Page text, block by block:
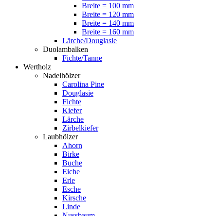
Breite = 100 mm
Breite = 120 mm
Breite = 140 mm
Breite = 160 mm
Lärche/Douglasie
Duolambalken
Fichte/Tanne
Wertholz
Nadelhölzer
Carolina Pine
Douglasie
Fichte
Kiefer
Lärche
Zirbelkiefer
Laubhölzer
Ahorn
Birke
Buche
Eiche
Erle
Esche
Kirsche
Linde